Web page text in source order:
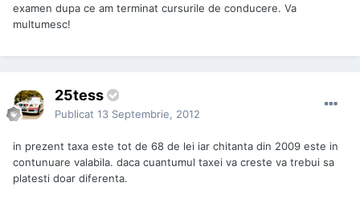
examen dupa ce am terminat cursurile de conducere. Va
multumesc!
25tess
Publicat 13 Septembrie, 2012
in prezent taxa este tot de 68 de lei iar chitanta din 2009 este in
contunuare valabila. daca cuantumul taxei va creste va trebui sa
platesti doar diferenta.